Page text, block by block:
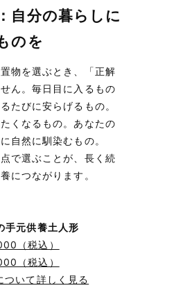
自分の暮らしに
のを
物を選ぶとき、「正解
ん。毎日目に入るもの
たびに安らげるもの。
くなるもの。あなたの
自然に馴染むもの。
で選ぶことが、長く続
につながります。
元供養土人形
（税込）
（税込）
いて詳しく見る